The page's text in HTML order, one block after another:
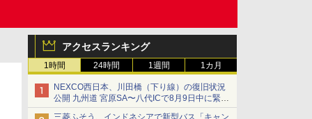
アクセスランキング
1時間 24時間 1週間 1カ月
NEXCO西日本、川田橋（下り線）の復旧状況
公開 九州道 宮原SA〜八代ICで8月9日中に緊急
車両を通行可能に
三菱ふそう、インドネシアで新型バス「キャン